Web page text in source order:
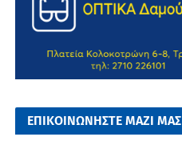
ΕΠΙΚΟΙΝΩΝΗΣΤΕ ΜΑΖΙ ΜΑΣ